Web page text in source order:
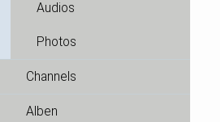
Audios
Photos
Channels
Alben